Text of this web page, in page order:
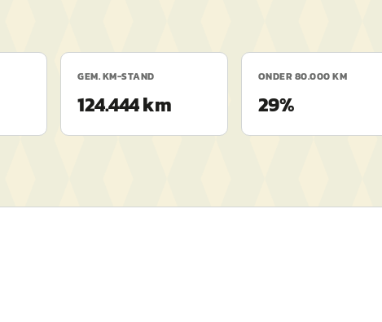
GEM. KM-STAND
124.444 km
ONDER 80.000 KM
29%